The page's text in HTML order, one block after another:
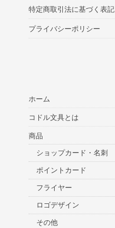
特定商取引法に基づく表記
プライバシーポリシー
ホーム
コドル文具とは
商品
ショップカード・名刺
ポイントカード
フライヤー
ロゴデザイン
その他